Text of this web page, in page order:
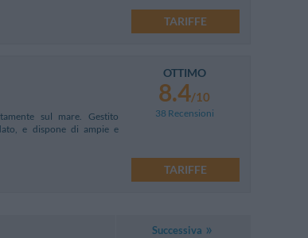
TARIFFE
sul mare. Gestito
e dispone di ampie e
OTTIMO
8.4/10
38 Recensioni
TARIFFE
Successiva